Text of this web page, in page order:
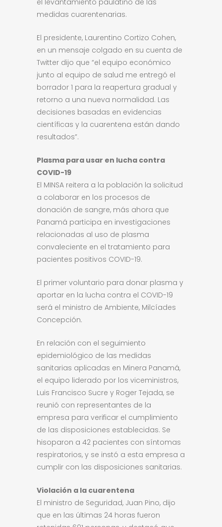
el levantamiento paulatino de las
medidas cuarentenarias.
El presidente, Laurentino Cortizo Cohen,
en un mensaje colgado en su cuenta de
Twitter dijo que “el equipo económico
junto al equipo de salud me entregó el
borrador 1 para la reapertura gradual y
retorno a una nueva normalidad. Las
decisiones basadas en evidencias
científicas y la cuarentena están dando
resultados”.
Plasma para usar en lucha contra
COVID-19
El MINSA reitera a la población la solicitud
a colaborar en los procesos de
donación de sangre, más ahora que
Panamá participa en investigaciones
relacionadas al uso de plasma
convaleciente en el tratamiento para
pacientes positivos COVID-19.
El primer voluntario para donar plasma y
aportar en la lucha contra el COVID-19
será el ministro de Ambiente, Milcíades
Concepción.
En relación con el seguimiento
epidemiológico de las medidas
sanitarias aplicadas en Minera Panamá,
el equipo liderado por los viceministros,
Luis Francisco Sucre y Roger Tejada, se
reunió con representantes de la
empresa para verificar el cumplimiento
de las disposiciones establecidas. Se
hisoparon a 42 pacientes con síntomas
respiratorios, y se instó a esta empresa a
cumplir con las disposiciones sanitarias.
Violación a la cuarentena
El ministro de Seguridad, Juan Pino, dijo
que en las últimas 24 horas fueron